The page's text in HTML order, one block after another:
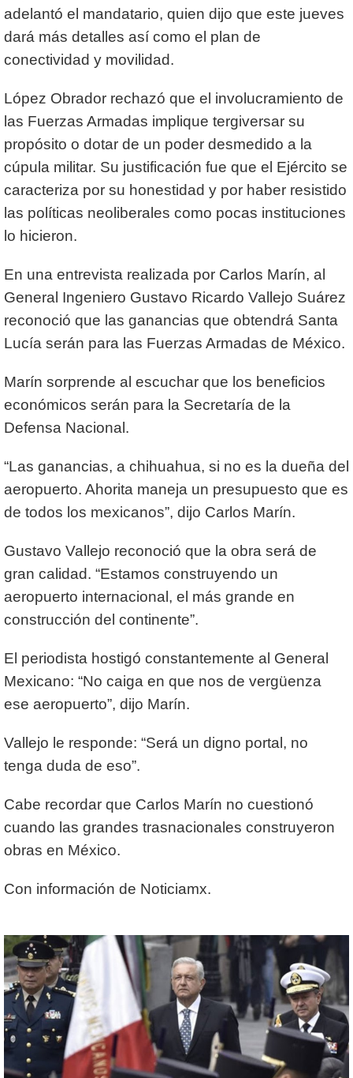
adelantó el mandatario, quien dijo que este jueves
dará más detalles así como el plan de
conectividad y movilidad.
López Obrador rechazó que el involucramiento de
las Fuerzas Armadas implique tergiversar su
propósito o dotar de un poder desmedido a la
cúpula militar. Su justificación fue que el Ejército se
caracteriza por su honestidad y por haber resistido
las políticas neoliberales como pocas instituciones
lo hicieron.
En una entrevista realizada por Carlos Marín, al
General Ingeniero Gustavo Ricardo Vallejo Suárez
reconoció que las ganancias que obtendrá Santa
Lucía serán para las Fuerzas Armadas de México.
Marín sorprende al escuchar que los beneficios
económicos serán para la Secretaría de la
Defensa Nacional.
“Las ganancias, a chihuahua, si no es la dueña del
aeropuerto. Ahorita maneja un presupuesto que es
de todos los mexicanos”, dijo Carlos Marín.
Gustavo Vallejo reconoció que la obra será de
gran calidad. “Estamos construyendo un
aeropuerto internacional, el más grande en
construcción del continente”.
El periodista hostigó constantemente al General
Mexicano: “No caiga en que nos de vergüenza
ese aeropuerto”, dijo Marín.
Vallejo le responde: “Será un digno portal, no
tenga duda de eso”.
Cabe recordar que Carlos Marín no cuestionó
cuando las grandes trasnacionales construyeron
obras en México.
Con información de Noticiamx.